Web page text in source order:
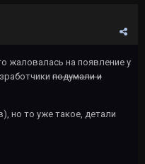
жаловалась на появление у
подумали и
но то уже такое, детали